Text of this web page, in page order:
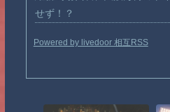
せず！？
Powered by livedoor 相互RSS